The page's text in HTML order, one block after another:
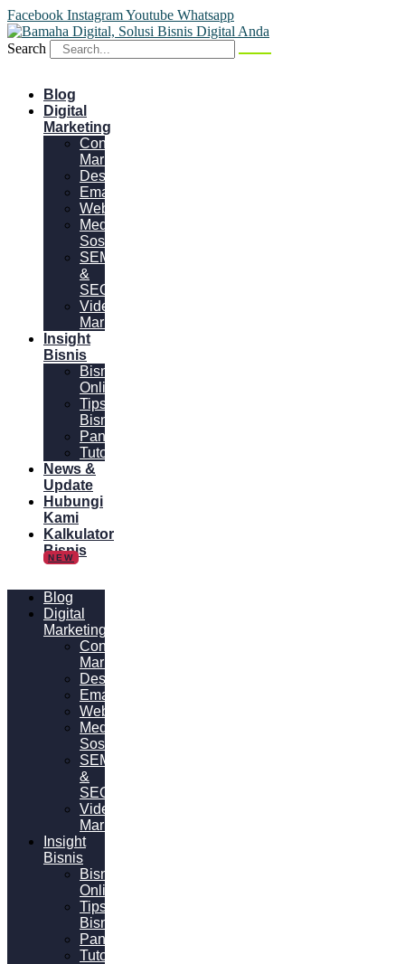
Facebook InstagramYoutube Whatsapp
Search
Blog
Digital
Marketing
Content
Marketing
Desain
Email
Website
Media
Sosial
SEM
&
SEO
Video
Marketing
Insight
Bisnis
Bisnis
Online
Tips
Bisnis
Panduan
Tutorial
News &
Update
Hubungi
Kami
Kalkulator
Bisnis
NEW
Blog
Digital
Marketing
Content
Marketing
Desain
Email
Website
Media
Sosial
SEM
&
SEO
Video
Marketing
Insight
Bisnis
Bisnis
Online
Tips
Bisnis
Panduan
Tutorial